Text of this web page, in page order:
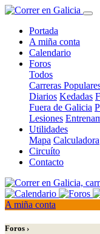
Portada
A miña conta
Calendario
Foros
Todos
Carreras
Diarios Kedadas
Fuera de Galicia
Lesiones
Utilidades
Mapa Calculadora
Circuíto
Contacto
A miña conta
Foros ›